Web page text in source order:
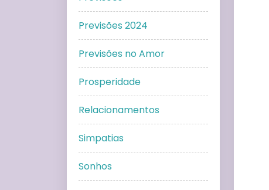
Previsões 2024
Previsões no Amor
Prosperidade
Relacionamentos
Simpatias
Sonhos